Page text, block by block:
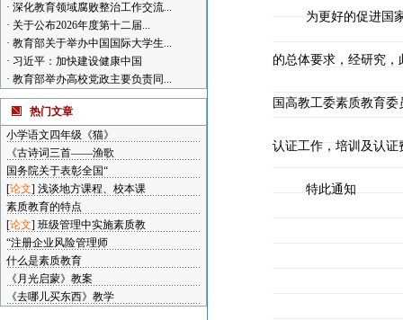
· 深化教育领域腐败整治工作交流...
· 关于公布2026年度第十二届...
· 教育部关于举办中国国际大学生...
· 习近平：加快建设健康中国
· 教育部举办高校党政主要负责同...
热门文章
小学语文四年级《猫》
《古诗词三首——渔歌
国务院关于表彰全国“
[论文] 浅谈地方课程、校本课
素质教育的特点
[论文] 班级管理中实施素质教
“注册企业风险管理师
什么是素质教育
《月光启蒙》教案
《去哪儿买东西》教学
为更好的促进国
的总体要求， 经研究，
国高教工委素质教育委
认证工作，培训及认证
特此通知